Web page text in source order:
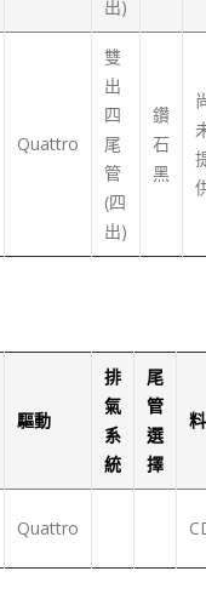
出)
Quattro
雙
出
四
尾
管
(四
出)
鑽
石
黑
驅動
排
氣
系
統
尾
管
選
擇
Quattro